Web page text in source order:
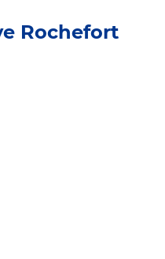
Rochefort